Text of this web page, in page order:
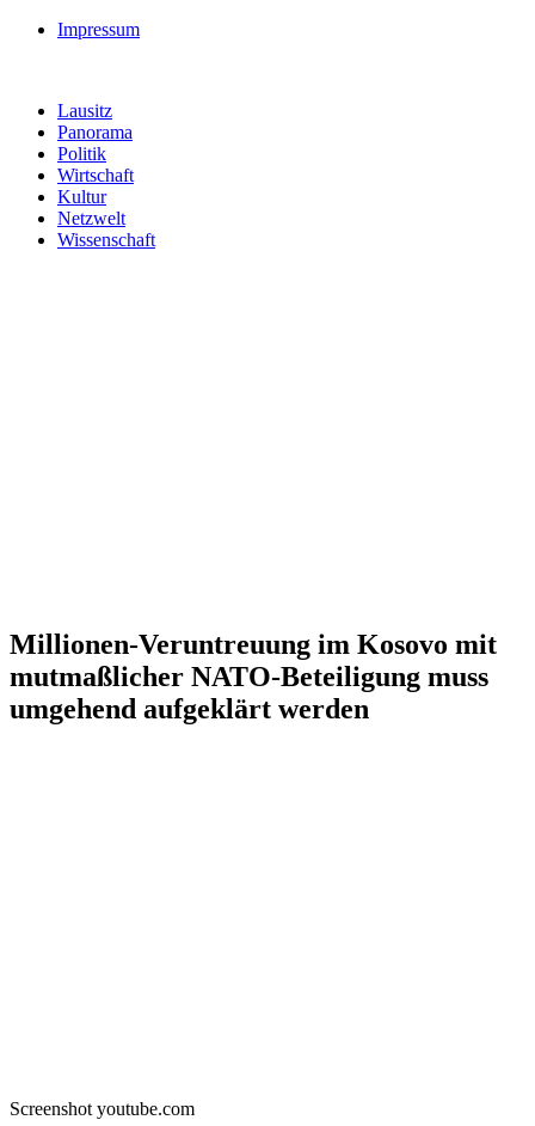
Impressum
Lausitz
Panorama
Politik
Wirtschaft
Kultur
Netzwelt
Wissenschaft
Millionen-Veruntreuung im Kosovo mit
mutmaßlicher NATO-Beteiligung muss
umgehend aufgeklärt werden
Screenshot youtube.com